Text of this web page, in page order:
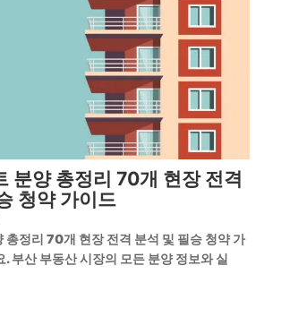
분양 총정리 70개 현장 전격
청약 가이드
총정리 70개 현장 전격 분석 및 필승 청약 가
부산 부동산 시장의 모든 분양 정보와 실